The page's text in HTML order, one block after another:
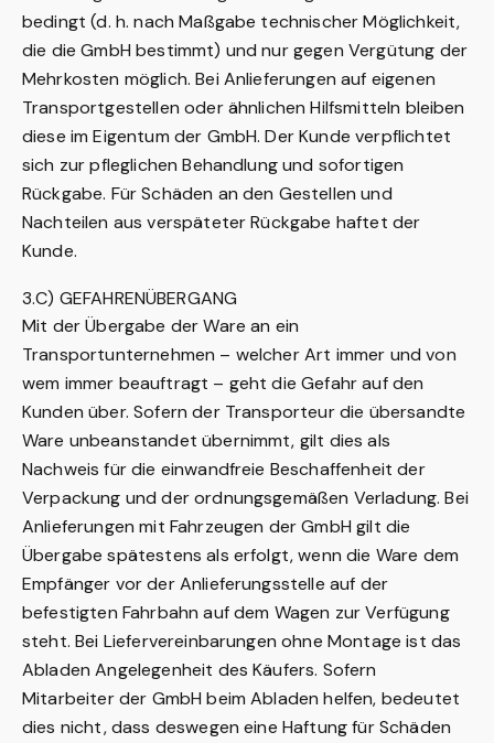
bedingt (d. h. nach Maßgabe technischer Möglichkeit,
die die GmbH bestimmt) und nur gegen Vergütung der
Mehrkosten möglich. Bei Anlieferungen auf eigenen
Transportgestellen oder ähnlichen Hilfsmitteln bleiben
diese im Eigentum der GmbH. Der Kunde verpflichtet
sich zur pfleglichen Behandlung und sofortigen
Rückgabe. Für Schäden an den Gestellen und
Nachteilen aus verspäteter Rückgabe haftet der
Kunde.
3.C) GEFAHRENÜBERGANG
Mit der Übergabe der Ware an ein
Transportunternehmen – welcher Art immer und von
wem immer beauftragt – geht die Gefahr auf den
Kunden über. Sofern der Transporteur die übersandte
Ware unbeanstandet übernimmt, gilt dies als
Nachweis für die einwandfreie Beschaffenheit der
Verpackung und der ordnungsgemäßen Verladung. Bei
Anlieferungen mit Fahrzeugen der GmbH gilt die
Übergabe spätestens als erfolgt, wenn die Ware dem
Empfänger vor der Anlieferungsstelle auf der
befestigten Fahrbahn auf dem Wagen zur Verfügung
steht. Bei Liefervereinbarungen ohne Montage ist das
Abladen Angelegenheit des Käufers. Sofern
Mitarbeiter der GmbH beim Abladen helfen, bedeutet
dies nicht, dass deswegen eine Haftung für Schäden